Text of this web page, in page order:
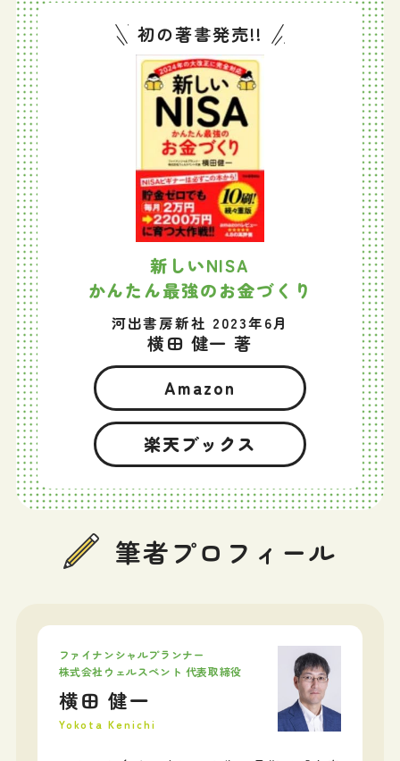
初の著書発売!!
新しいNISA
かんたん最強のお金づくり
河出書房新社 2023年6月
横田 健一 著
Amazon
楽天ブックス
筆者プロフィール
ファイナンシャルプランナー
株式会社ウェルスペント 代表取締役
横田 健一
Yokota Kenichi